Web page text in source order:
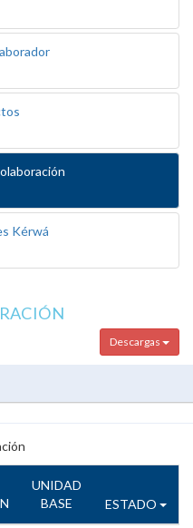
Kérwá
Descargas
UNIDAD
BASE
ESTADO